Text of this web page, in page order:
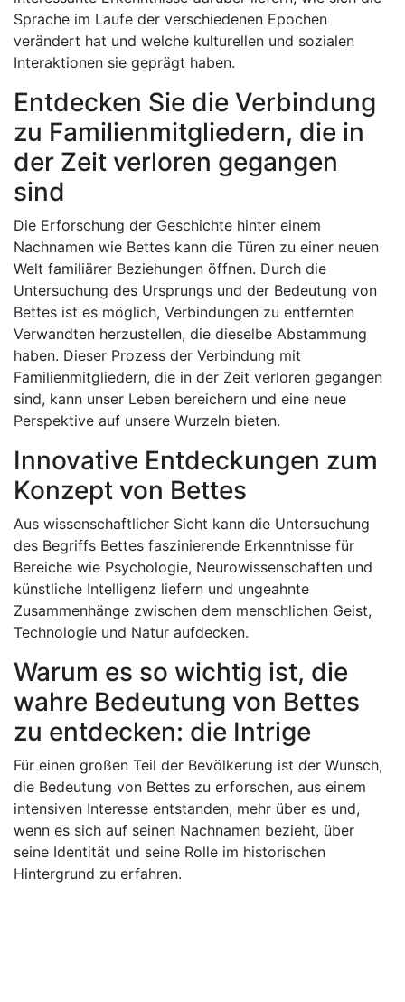
Sprache im Laufe der verschiedenen Epochen
verändert hat und welche kulturellen und sozialen
Interaktionen sie geprägt haben.
Entdecken Sie die Verbindung
zu Familienmitgliedern, die in
der Zeit verloren gegangen
sind
Die Erforschung der Geschichte hinter einem
Nachnamen wie Bettes kann die Türen zu einer neuen
Welt familiärer Beziehungen öffnen. Durch die
Untersuchung des Ursprungs und der Bedeutung von
Bettes ist es möglich, Verbindungen zu entfernten
Verwandten herzustellen, die dieselbe Abstammung
haben. Dieser Prozess der Verbindung mit
Familienmitgliedern, die in der Zeit verloren gegangen
sind, kann unser Leben bereichern und eine neue
Perspektive auf unsere Wurzeln bieten.
Innovative Entdeckungen zum
Konzept von Bettes
Aus wissenschaftlicher Sicht kann die Untersuchung
des Begriffs Bettes faszinierende Erkenntnisse für
Bereiche wie Psychologie, Neurowissenschaften und
künstliche Intelligenz liefern und ungeahnte
Zusammenhänge zwischen dem menschlichen Geist,
Technologie und Natur aufdecken.
Warum es so wichtig ist, die
wahre Bedeutung von Bettes
zu entdecken: die Intrige
Für einen großen Teil der Bevölkerung ist der Wunsch,
die Bedeutung von Bettes zu erforschen, aus einem
intensiven Interesse entstanden, mehr über es und,
wenn es sich auf seinen Nachnamen bezieht, über
seine Identität und seine Rolle im historischen
Hintergrund zu erfahren.